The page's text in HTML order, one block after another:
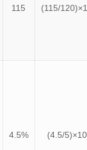
115 (115/
4.5% (4.5/